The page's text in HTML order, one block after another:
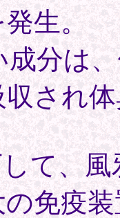
生。
成分は
され
て、
免疫